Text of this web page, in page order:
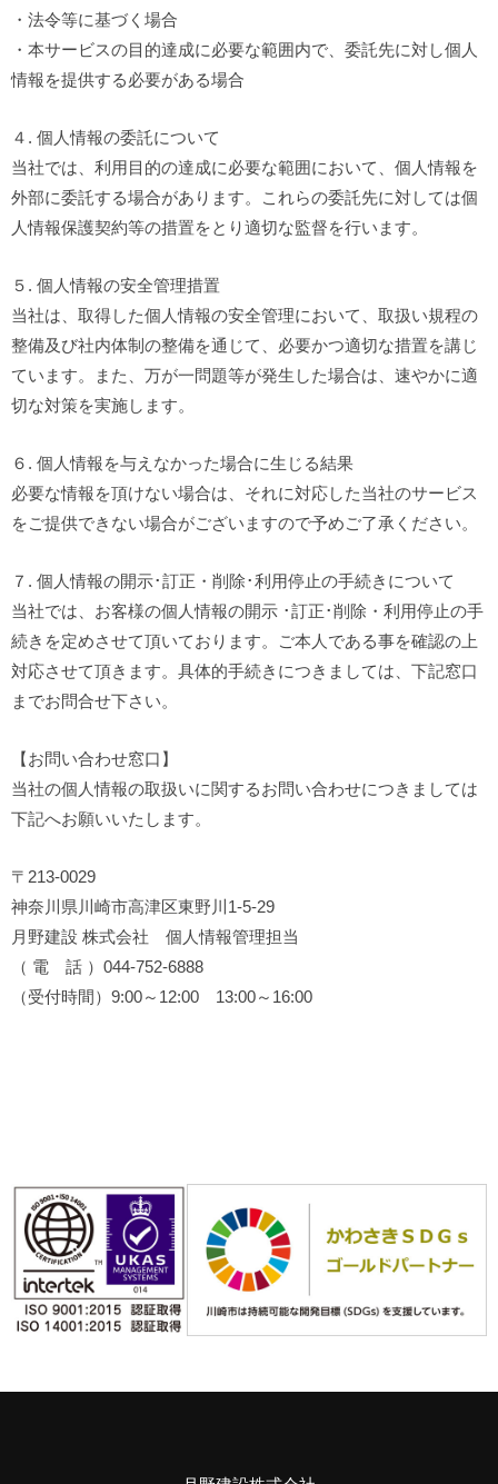
・法令等に基づく場合
・本サービスの目的達成に必要な範囲内で、委託先に対し個人
情報を提供する必要がある場合
４. 個人情報の委託について
当社では、利用目的の達成に必要な範囲において、個人情報を
外部に委託する場合があります。これらの委託先に対しては個
人情報保護契約等の措置をとり適切な監督を行います。
５. 個人情報の安全管理措置
当社は、取得した個人情報の安全管理において、取扱い規程の
整備及び社内体制の整備を通じて、必要かつ適切な措置を講じ
ています。また、万が一問題等が発生した場合は、速やかに適
切な対策を実施します。
６. 個人情報を与えなかった場合に生じる結果
必要な情報を頂けない場合は、それに対応した当社のサービス
をご提供できない場合がございますので予めご了承ください。
７. 個人情報の開示･訂正・削除･利用停止の手続きについて
当社では、お客様の個人情報の開示 ･訂正･削除・利用停止の手
続きを定めさせて頂いております。ご本人である事を確認の上
対応させて頂きます。具体的手続きにつきましては、下記窓口
までお問合せ下さい。
【お問い合わせ窓口】
当社の個人情報の取扱いに関するお問い合わせにつきましては
下記へお願いいたします。
〒213-0029
神奈川県川崎市高津区東野川1-5-29
月野建設 株式会社 個人情報管理担当
（ 電 話 ）044-752-6888
（受付時間）9:00～12:00 13:00～16:00